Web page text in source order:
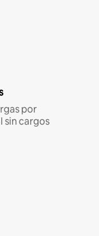
por
sin cargos